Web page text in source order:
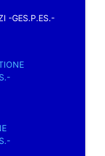
-GES.P.ES.-